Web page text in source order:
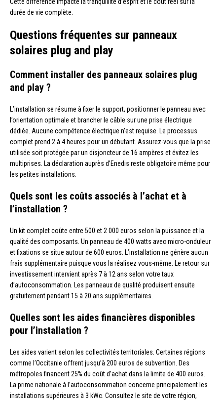
durée de vie complète.
Questions fréquentes sur panneaux
solaires plug and play
Comment installer des panneaux solaires plug
and play ?
L’installation se résume à fixer le support, positionner le panneau avec
l’orientation optimale et brancher le câble sur une prise électrique
dédiée. Aucune compétence électrique n’est requise. Le processus
complet prend 2 à 4 heures pour un débutant. Assurez-vous que la prise
utilisée soit protégée par un disjoncteur de 16 ampères et évitez les
multiprises. La déclaration auprès d’Enedis reste obligatoire même pour
les petites installations.
Quels sont les coûts associés à l’achat et à
l’installation ?
Un kit complet coûte entre 500 et 2 000 euros selon la puissance et la
qualité des composants. Un panneau de 400 watts avec micro-onduleur
et fixations se situe autour de 600 euros. L’installation ne génère aucun
frais supplémentaire puisque vous la réalisez vous-même. Le retour sur
investissement intervient après 7 à 12 ans selon votre taux
d’autoconsommation. Les panneaux de qualité produisent ensuite
gratuitement pendant 15 à 20 ans supplémentaires.
Quelles sont les aides financières disponibles
pour l’installation ?
Les aides varient selon les collectivités territoriales. Certaines régions
comme l’Occitanie offrent jusqu’à 200 euros de subvention. Des
métropoles financent 25% du coût d’achat dans la limite de 400 euros.
La prime nationale à l’autoconsommation concerne principalement les
installations supérieures à 3 kWc. Consultez le site de votre région,